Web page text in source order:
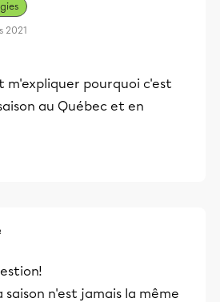
2021
m'expliquer pourquoi c'est
au Québec et en
n'est jamais la même